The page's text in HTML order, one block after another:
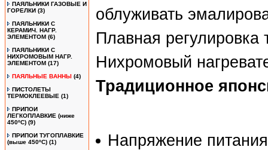
ПАЯЛЬНИКИ ГАЗОВЫЕ И
ГОРЕЛКИ (3)
ПАЯЛЬНИКИ С
КЕРАМИЧ. НАГР.
ЭЛЕМЕНТОМ (6)
ПАЯЛЬНИКИ С
НИХРОМОВЫМ НАГР.
ЭЛЕМЕНТОМ (17)
ПАЯЛЬНЫЕ ВАННЫ (4)
ПИСТОЛЕТЫ
ТЕРМОКЛЕЕВЫЕ (1)
ПРИПОИ
ЛЕГКОПЛАВКИЕ (ниже
450ºС) (9)
ПРИПОИ ТУГОПЛАВКИЕ
(выше 450ºС) (1)
облуживать
Плавная регулировка
Нихромовый
Традиционное
Напряжение